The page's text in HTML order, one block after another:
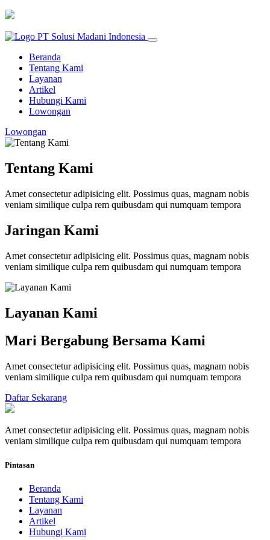
Beranda
Tentang Kami
Layanan
Artikel
Hubungi Kami
Lowongan
Lowongan
Tentang Kami
Amet consectetur adipisicing elit. Possimus quas, magnam nobis
veniam similique culpa rem quibusdam qui numquam tempora
Jaringan Kami
Amet consectetur adipisicing elit. Possimus quas, magnam nobis
veniam similique culpa rem quibusdam qui numquam tempora
Layanan Kami
Mari Bergabung Bersama Kami
Amet consectetur adipisicing elit. Possimus quas, magnam nobis
veniam similique culpa rem quibusdam qui numquam tempora
Daftar Sekarang
Amet consectetur adipisicing elit. Possimus quas, magnam nobis
veniam similique culpa rem quibusdam qui numquam tempora
Pintasan
Beranda
Tentang Kami
Layanan
Artikel
Hubungi Kami